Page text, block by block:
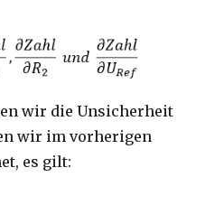
wir die Unsicherheit
wir im vorherigen
es gilt: